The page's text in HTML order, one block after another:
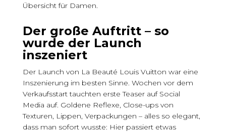
Übersicht für Damen.
Der große Auftritt – so
wurde der Launch
inszeniert
Der Launch von La Beauté Louis Vuitton war eine
Inszenierung im besten Sinne. Wochen vor dem
Verkaufsstart tauchten erste Teaser auf Social
Media auf. Goldene Reflexe, Close-ups von
Texturen, Lippen, Verpackungen – alles so elegant,
dass man sofort wusste: Hier passiert etwas